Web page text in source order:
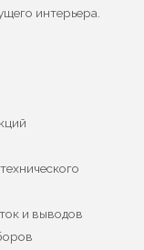
интерьера.
и выводов